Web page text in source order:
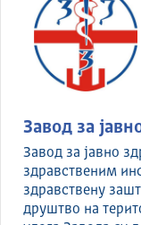
Завод за
Завод за јавно
здравственим
здравствену
друштво на